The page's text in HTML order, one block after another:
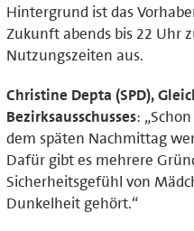
Hintergrund ist das
Zukunft abends bis 22 Uhr
Nutzungszeiten aus.
Christine Depta (SPD),
Bezirksausschusses:
dem späten Nachmittag
Dafür gibt es mehrere
Sicherheitsgefühl von
Dunkelheit gehört.“